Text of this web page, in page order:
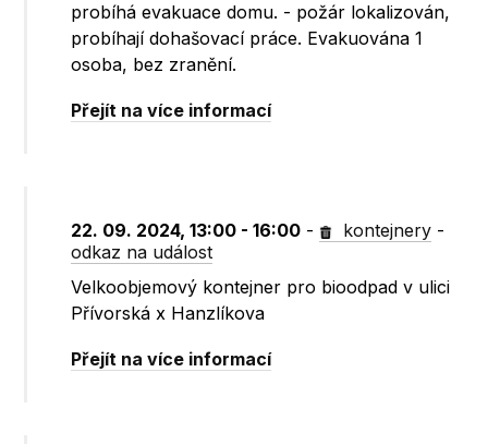
probíhá evakuace domu. - požár lokalizován,
probíhají dohašovací práce. Evakuována 1
osoba, bez zranění.
Přejít na více informací
22. 09. 2024, 13:00 - 16:00 - kontejnery -
odkaz na událost
Velkoobjemový kontejner pro bioodpad v ulici
Přívorská x Hanzlíkova
Přejít na více informací